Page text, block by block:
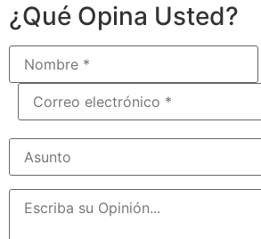
¿Qué Opina Usted?